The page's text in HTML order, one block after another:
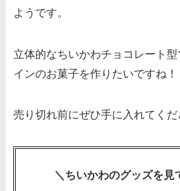
ようです。
立体的なちいかわチョコレート
インのお菓子を作りたいですね！
売り切れ前にぜひ手に入れてくだ
＼ちいかわのグッズを見